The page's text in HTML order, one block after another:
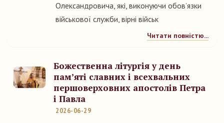
Олександровича, які, виконуючи обовʼязки
військової служби, вірні військ
Читати повністю...
Божественна літургія у день
пам’яті славних і всехвальних
першоверховних апостолів Петра
і Павла
2026-06-29